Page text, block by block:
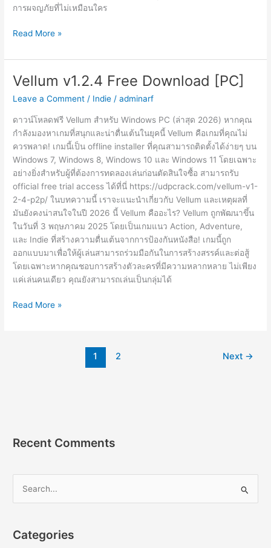
การผจญภัยที่ไม่เหมือนใคร
Darwins
v1.0.2.25172
Free
Download
[PC]
Read More »
Vellum v1.2.4 Free Download [PC]
Leave a Comment / Indie /adminarf
ดาวน์โหลดฟรี Vellum สำหรับ Windows PC (ล่าสุด 2026) หากคุณ
กำลังมองหาเกมที่สนุกและน่าตื่นเต้นในยุคนี้ Vellum คือเกมที่คุณไม่
ควรพลาด! เกมนี้เป็น offline installer ที่คุณสามารถติดตั้งได้ง่ายๆ บน
Windows 7, Windows 8, Windows 10 และ Windows 11 โดยเฉพาะ
อย่างยิ่งสำหรับผู้ที่ต้องการทดลองเล่นก่อนตัดสินใจซื้อ สามารถรับ
official free trial access ได้ที่นี่ https://udpcrack.com/vellum-v1-
2-4-p2p/ ในบทความนี้ เราจะแนะนำเกี่ยวกับ Vellum และเหตุผลที่
มันยังคงน่าสนใจในปี 2026 นี้ Vellum คืออะไร? Vellum ถูกพัฒนาขึ้น
ในวันที่ 3 พฤษภาคม 2025 โดยเป็นเกมแนว Action, Adventure,
และ Indie ที่สร้างความตื่นเต้นจากการป้องกันหนังสือ! เกมนี้ถูก
ออกแบบมาเพื่อให้ผู้เล่นสามารถร่วมมือกันในการสร้างสรรค์และต่อสู้
โดยเฉพาะหากคุณชอบการสร้างตัวละครที่มีความหลากหลาย ไม่เพียง
แค่เล่นคนเดียว คุณยังสามารถเล่นเป็นกลุ่มได้
Vellum
Read More »
1 2 Next →
Recent Comments
rCategories